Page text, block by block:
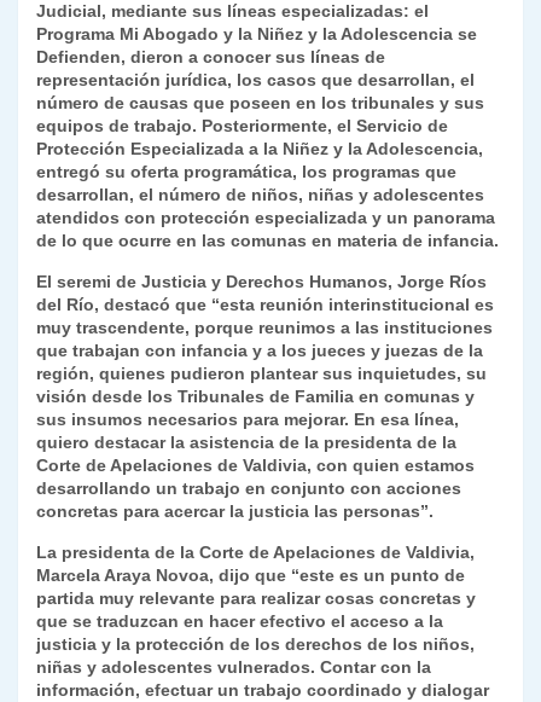
Judicial, mediante sus líneas especializadas: el
Programa Mi Abogado y la Niñez y la Adolescencia se
Defienden, dieron a conocer sus líneas de
representación jurídica, los casos que desarrollan, el
número de causas que poseen en los tribunales y sus
equipos de trabajo. Posteriormente, el Servicio de
Protección Especializada a la Niñez y la Adolescencia,
entregó su oferta programática, los programas que
desarrollan, el número de niños, niñas y adolescentes
atendidos con protección especializada y un panorama
de lo que ocurre en las comunas en materia de infancia.
El seremi de Justicia y Derechos Humanos, Jorge Ríos
del Río, destacó que “esta reunión interinstitucional es
muy trascendente, porque reunimos a las instituciones
que trabajan con infancia y a los jueces y juezas de la
región, quienes pudieron plantear sus inquietudes, su
visión desde los Tribunales de Familia en comunas y
sus insumos necesarios para mejorar. En esa línea,
quiero destacar la asistencia de la presidenta de la
Corte de Apelaciones de Valdivia, con quien estamos
desarrollando un trabajo en conjunto con acciones
concretas para acercar la justicia las personas”.
La presidenta de la Corte de Apelaciones de Valdivia,
Marcela Araya Novoa, dijo que “este es un punto de
partida muy relevante para realizar cosas concretas y
que se traduzcan en hacer efectivo el acceso a la
justicia y la protección de los derechos de los niños,
niñas y adolescentes vulnerados. Contar con la
información, efectuar un trabajo coordinado y dialogar